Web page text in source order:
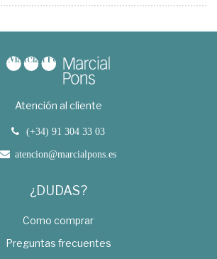
Atención al cliente
(+34) 91 304 33 03
atencion@marcialpons.es
¿DUDAS?
Como comprar
Preguntas frecuentes